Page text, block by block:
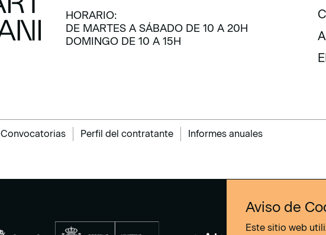
HORARIO:
DE MARTES A SÁBADO DE 10 A 20H
DOMINGO DE 10 A 15H
Convocatorias Perfil del contratante Informes anuales
Aviso de
Este sitio web